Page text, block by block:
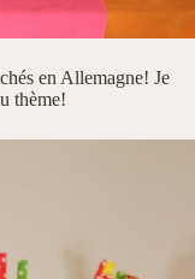
en Allemagne! Je
thème!